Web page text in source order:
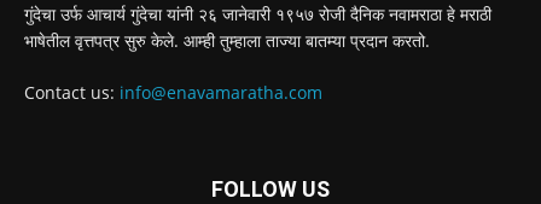
गुंदेचा उर्फ आचार्य गुंदेचा यांनी २६ जानेवारी १९५७ रोजी दैनिक नवामराठा हे मराठी
भाषेतील वृत्तपत्र सुरु केले. आम्ही तुम्हाला ताज्या बातम्या प्रदान करतो.
Contact us: info@enavamaratha.com
FOLLOW US